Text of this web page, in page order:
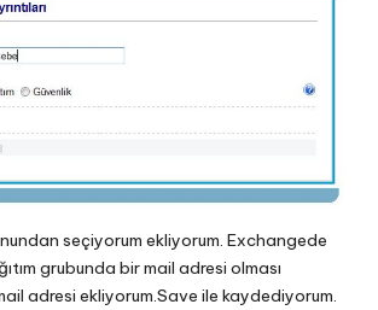
seçiyorum ekliyorum. Exchangede
grubunda bir mail adresi olması
adresi ekliyorum.Save ile kaydediyorum.